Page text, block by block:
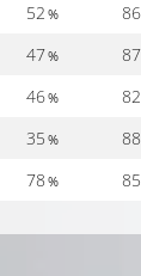
52%
47%
46%
35%
78%